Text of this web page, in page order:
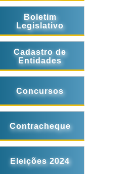
Boletim
Legislativo
Cadastro de
Entidades
Concursos
Contracheque
Eleições 2024